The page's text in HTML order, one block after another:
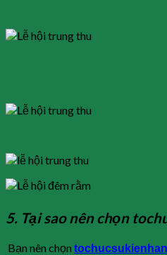
5. Tại sao nên chọn
Bạn nên chọn